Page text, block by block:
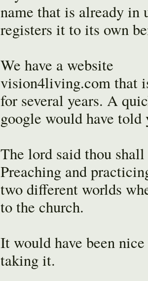
name that is already in
registers it to its own
We have a website
vision4living.com that
for several years. A
google would have told
The lord said thou
Preaching and
two different worlds
to the church.
It would have been
taking it.